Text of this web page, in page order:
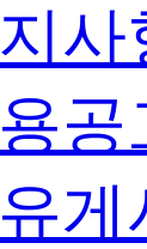
사
공
게